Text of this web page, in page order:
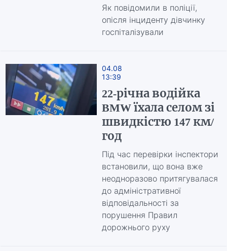
Як повідомили в поліції,
опісля інциденту дівчинку
госпіталізували
04.08
13:39
22-річна водійка
BMW їхала селом зі
швидкістю 147 км/
год
Під час перевірки інспектори
встановили, що вона вже
неодноразово притягувалася
до адміністративної
відповідальності за
порушення Правил
дорожнього руху